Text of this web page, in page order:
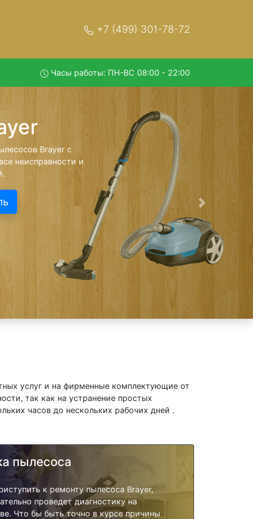
+7 (499) 301-78-72
Часы работы: ПН-ВС 08:00 - 22:00
в
- с помощью
дальнейшего более
неизменно при
Следующая
услуг и на фирменные комплектующие от
так как на устранение простых
часов до нескольких рабочих дней .
пылесоса
к ремонту пылесоса Brayer,
проведет диагностику на
Что бы быть точно в курсе причины